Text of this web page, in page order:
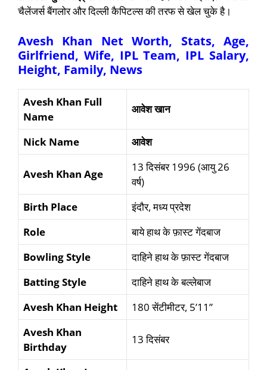
चैलेंजर्स बैंगलोर और दिल्ली कैपिटल्स की तरफ से खेल चुके है।
Avesh Khan Net Worth, Stats, Age,
Girlfriend, Wife, IPL Team, IPL Salary,
Height, Family, News
Avesh Khan Full
Name
आवेश खान
Nick Name आवेश
Avesh Khan Age
13 दिसंबर 1996 (आयु 26
वर्ष)
Birth Place
इंदौर, मध्य प्रदेश
Role
बाये हाथ के फ़ास्ट गेंदबाज
Bowling Style
दाहिने हाथ के फ़ास्ट गेंदबाज
Batting Style
दाहिने हाथ के बल्लेबाज
Avesh Khan Height
180 सेंटीमीटर, 5’11”
Avesh Khan
Birthday
13 दिसंबर